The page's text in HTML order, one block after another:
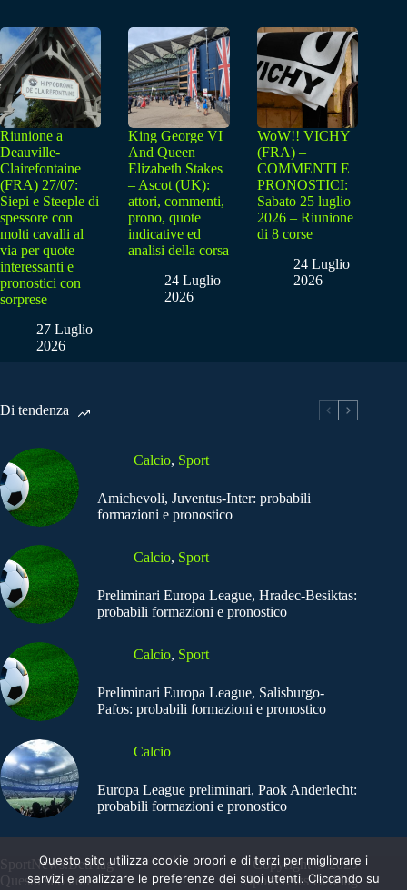
Riunione a
Deauville-
Clairefontaine
(FRA) 27/07:
Siepi e Steeple di
spessore con
molti cavalli al
via per quote
interessanti e
pronostici con
sorprese
27 Luglio
2026
King George VI
And Queen
Elizabeth Stakes
– Ascot (UK):
attori, commenti,
prono, quote
indicative ed
analisi della corsa
24 Luglio
2026
WoW!! VICHY
(FRA) –
COMMENTI E
PRONOSTICI:
Sabato 25 luglio
2026 – Riunione
di 8 corse
24 Luglio
2026
Di tendenza
Calcio, Sport
Amichevoli, Juventus-Inter: probabili
formazioni e pronostico
Calcio, Sport
Preliminari Europa League, Hradec-Besiktas:
probabili formazioni e pronostico
Calcio, Sport
Preliminari Europa League, Salisburgo-
Pafos: probabili formazioni e pronostico
Calcio
Europa League preliminari, Paok Anderlecht:
probabili formazioni e pronostico
SportNews.BetFlag -
Questo sito non
Copyright © 2025
SportNews BetFlag
Questo sito utilizza cookie propri e di terzi per migliorare i
servizi e analizzare le preferenze dei suoi utenti. Cliccando su